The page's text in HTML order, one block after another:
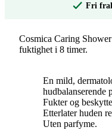
Fri
Cosmica Caring
fuktighet i 8 timer.
En mild,
hudbalanserende
Fukter og
Etterlater huden
Uten parfyme.